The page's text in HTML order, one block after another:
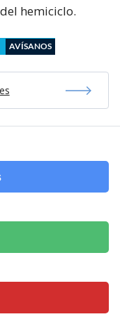
hemiciclo.
AVÍSANOS